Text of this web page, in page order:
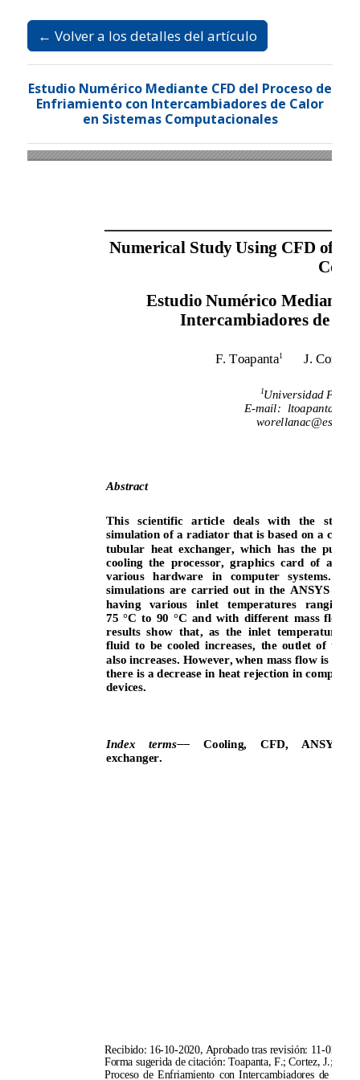
Registrarse
← Volver a los detalles del artículo
Estudio Numérico Mediante CFD del Proceso de
Enfriamiento con Intercambiadores de Calor
en Sistemas Computacionales